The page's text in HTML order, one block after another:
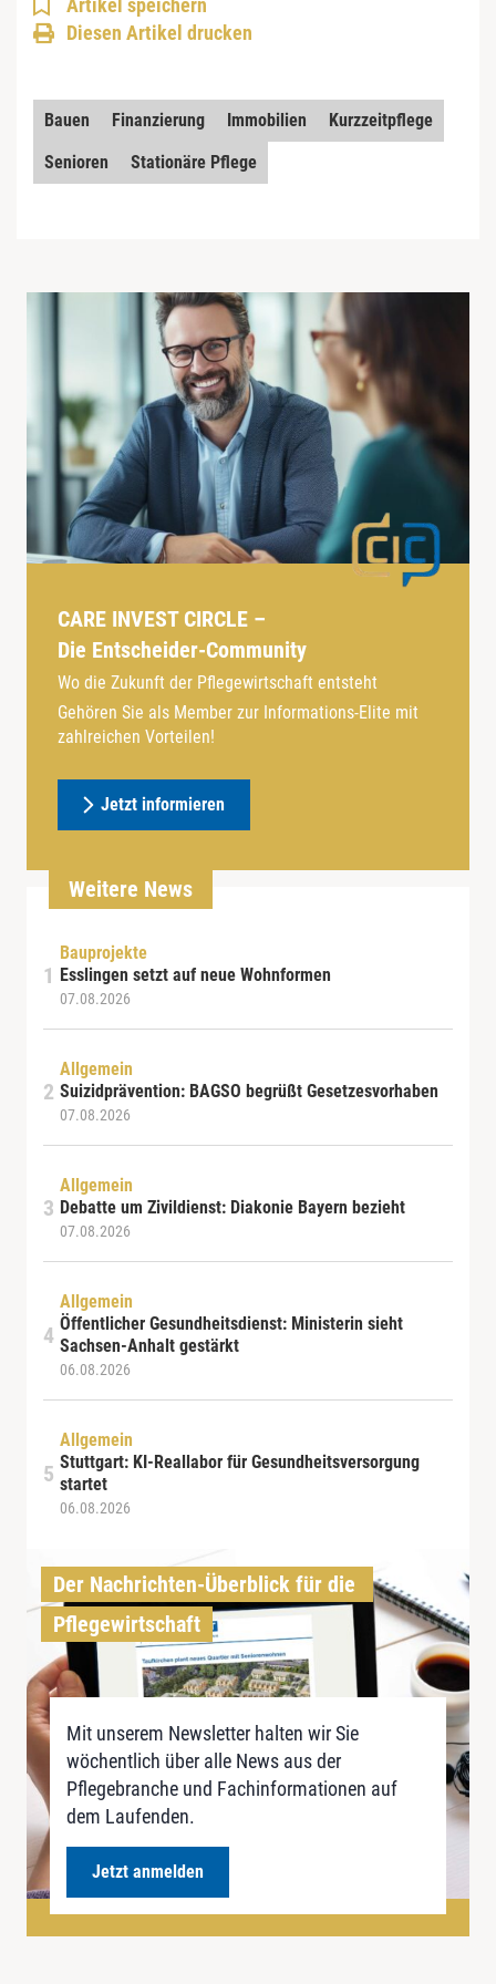
Artikel speichern
Diesen Artikel drucken
Bauen Finanzierung Immobilien
Kurzzeitpflege
Senioren
Stationäre Pflege
CARE INVEST CIRCLE –
Die Entscheider-Community
Wo die Zukunft der Pflegewirtschaft entsteht
Gehören Sie als Member zur Informations-Elite mit
zahlreichen Vorteilen!
Jetzt informieren
Weitere News
Bauprojekte
Esslingen setzt auf neue Wohnformen
07.08.2026
Allgemein
Suizidprävention: BAGSO begrüßt Gesetzesvorhaben
07.08.2026
Allgemein
Debatte um Zivildienst: Diakonie Bayern bezieht
07.08.2026
Allgemein
Öffentlicher Gesundheitsdienst: Ministerin sieht
Sachsen-Anhalt gestärkt
06.08.2026
Allgemein
Stuttgart: KI-Reallabor für Gesundheitsversorgung
startet
06.08.2026
Der Nachrichten-Überblick für die
Pflegewirtschaft
Mit unserem Newsletter halten wir Sie
wöchentlich über alle News aus der
Pflegebranche und Fachinformationen auf
dem Laufenden.
Jetzt anmelden